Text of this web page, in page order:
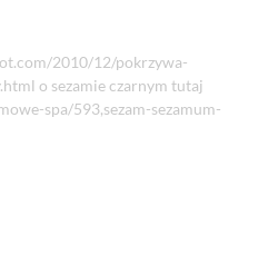
2010/12/pokrzywa-
o sezamie czarnym tutaj
spa/593,sezam-sezamum-